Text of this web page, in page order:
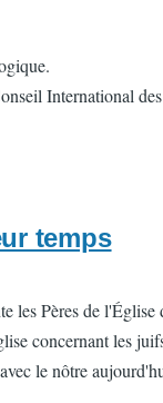
International
temps
Pères de
concernant les
le nôtre